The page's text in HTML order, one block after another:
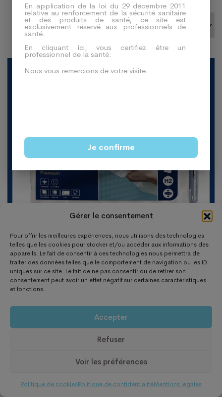
Gérer le consentement
Pour offrir les meilleures expériences, nous utilisons des technologies
telles que les cookies pour stocker et/ou accéder aux informations des
appareils. Le fait de consentir à ces technologies nous permettra de
traiter des données telles que le comportement de navigation ou les ID
uniques sur ce site. Le fait de ne pas consentir ou de retirer son
consentement peut avoir un effet négatif sur certaines caractéristiques
et fonctions.
Accepter
Refuser
Voir les préférences
Politique de cookiesPolitique de confidentialitéMentions légales
-41%
ESSUIE-MAINS COMPRESSES PLIES EN M BLANC TORK
96,00€Le
prix
initial
était :
57,39€Le
actuel
En application de la loi du 29 décembre 2011
relative au renforcement de la sécurité sanitaire
et des produits de santé, ce site est
exclusivement réservé aux professionnels de
santé.
En cliquant ici, vous certifiez être un
professionnel de la santé.
Nous vous remercions de votre visite.
Je confirme